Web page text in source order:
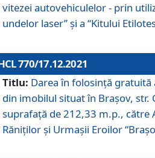
vitezei autovehiculelor - prin
undelor laser” și a “Kitului
770/17.12.2021
Titlu: Darea în folosinţă
din imobilul situat în Braşov, str.
suprafaţă de 212,33 m.p., către
Răniţilor şi Urmaşii Eroilor